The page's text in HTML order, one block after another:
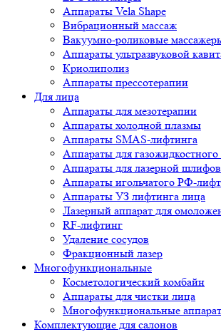
Аппараты Vela Shape
Вибрационный массаж
Вакуумно-роликовые
Аппараты ультразвуковой
Криолиполиз
Аппараты прессотерапии
Для лица
Аппараты для мезотерапии
Аппараты холодной плазмы
Аппараты SMAS-лифтинга
Аппараты для
Аппараты для лазерной
Аппараты игольчатого РФ-
Аппараты УЗ лифтинга лица
Лазерный аппарат для
RF-лифтинг
Удаление сосудов
Фракционный лазер
Многофункциональные
Косметологический комбайн
Аппараты для чистки лица
Многофункциональные
Комплектующие для салонов